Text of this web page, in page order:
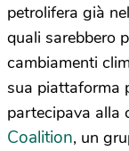
petrolifera già
quali sarebbero
cambiamenti
sua piattaforma
partecipava alla
Coalition, un